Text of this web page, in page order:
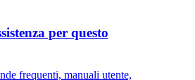
per questo
frequenti, manuali utente,